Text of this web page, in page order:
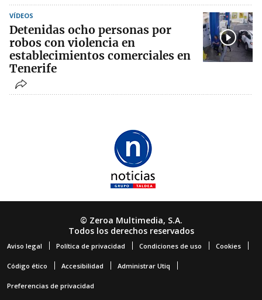
VÍDEOS
Detenidas ocho personas por
robos con violencia en
establecimientos comerciales en
Tenerife
© Zeroa Multimedia, S.A.
Todos los derechos reservados
Aviso legal Política de privacidad Condiciones de uso Cookies
Código ético Accesibilidad Administrar Utiq
Preferencias de privacidad